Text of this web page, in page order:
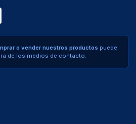
o vender nuestros productos puede
de los medios de contacto.